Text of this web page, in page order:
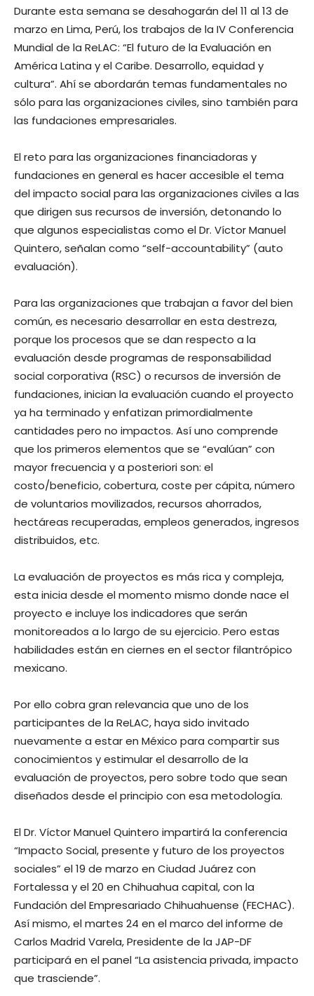
Durante esta semana se desahogarán del 11 al 13 de
marzo en Lima, Perú, los trabajos de la IV Conferencia
Mundial de la ReLAC: “El futuro de la Evaluación en
América Latina y el Caribe. Desarrollo, equidad y
cultura”. Ahí se abordarán temas fundamentales no
sólo para las organizaciones civiles, sino también para
las fundaciones empresariales.
El reto para las organizaciones financiadoras y
fundaciones en general es hacer accesible el tema
del impacto social para las organizaciones civiles a las
que dirigen sus recursos de inversión, detonando lo
que algunos especialistas como el Dr. Víctor Manuel
Quintero, señalan como “self-accountability” (auto
evaluación).
Para las organizaciones que trabajan a favor del bien
común, es necesario desarrollar en esta destreza,
porque los procesos que se dan respecto a la
evaluación desde programas de responsabilidad
social corporativa (RSC) o recursos de inversión de
fundaciones, inician la evaluación cuando el proyecto
ya ha terminado y enfatizan primordialmente
cantidades pero no impactos. Así uno comprende
que los primeros elementos que se “evalúan” con
mayor frecuencia y a posteriori son: el
costo/beneficio, cobertura, coste per cápita, número
de voluntarios movilizados, recursos ahorrados,
hectáreas recuperadas, empleos generados, ingresos
distribuidos, etc.
La evaluación de proyectos es más rica y compleja,
esta inicia desde el momento mismo donde nace el
proyecto e incluye los indicadores que serán
monitoreados a lo largo de su ejercicio. Pero estas
habilidades están en ciernes en el sector filantrópico
mexicano.
Por ello cobra gran relevancia que uno de los
participantes de la ReLAC, haya sido invitado
nuevamente a estar en México para compartir sus
conocimientos y estimular el desarrollo de la
evaluación de proyectos, pero sobre todo que sean
diseñados desde el principio con esa metodología.
El Dr. Víctor Manuel Quintero impartirá la conferencia
“Impacto Social, presente y futuro de los proyectos
sociales” el 19 de marzo en Ciudad Juárez con
Fortalessa y el 20 en Chihuahua capital, con la
Fundación del Empresariado Chihuahuense (FECHAC).
Así mismo, el martes 24 en el marco del informe de
Carlos Madrid Varela, Presidente de la JAP-DF
participará en el panel “La asistencia privada, impacto
que trasciende”.